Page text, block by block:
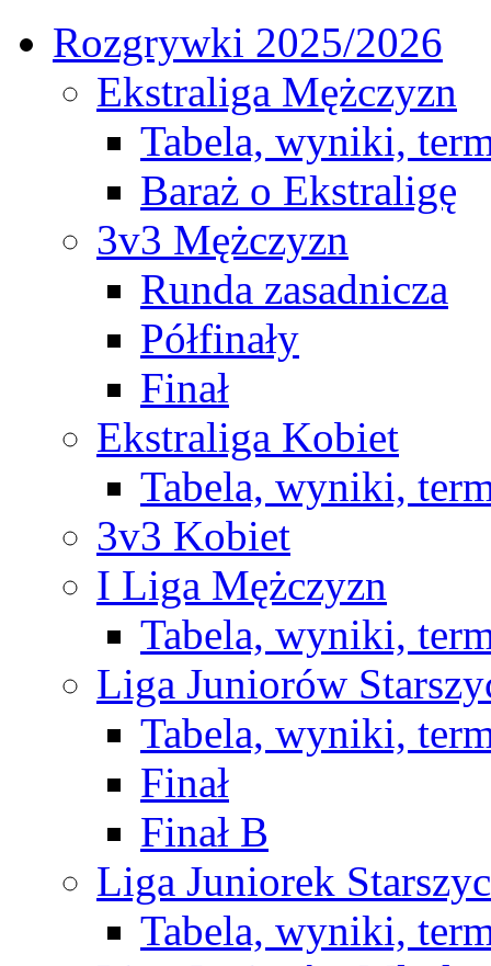
Rozgrywki 2025/2026
Ekstraliga Mężczyzn
Tabela, wyniki,
Baraż o Ekstraligę
3v3 Mężczyzn
Runda zasadnicza
Półfinały
Finał
Ekstraliga Kobiet
Tabela, wyniki,
3v3 Kobiet
I Liga Mężczyzn
Tabela, wyniki,
Liga Juniorów
Tabela, wyniki,
Finał
Finał B
Liga Juniorek
Tabela, wyniki,